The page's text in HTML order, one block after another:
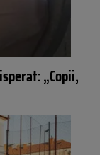
„Copii,